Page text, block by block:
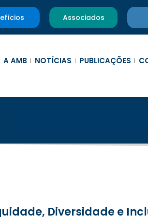
Associados
A AMB NOTÍCIAS PUBLICAÇÕES
Diversidade e